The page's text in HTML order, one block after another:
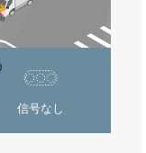
信号なし